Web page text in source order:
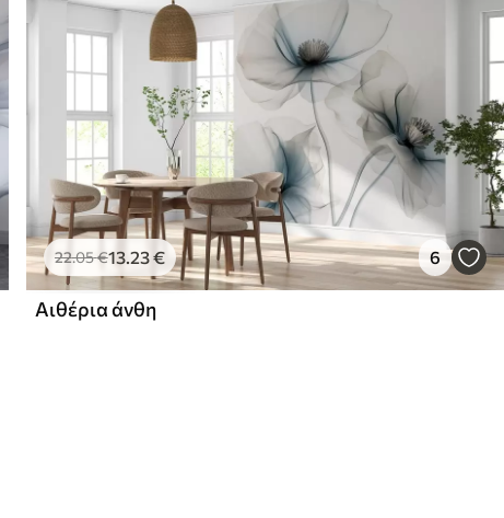
22.05€13.23€ 6
Αιθέρια άνθη